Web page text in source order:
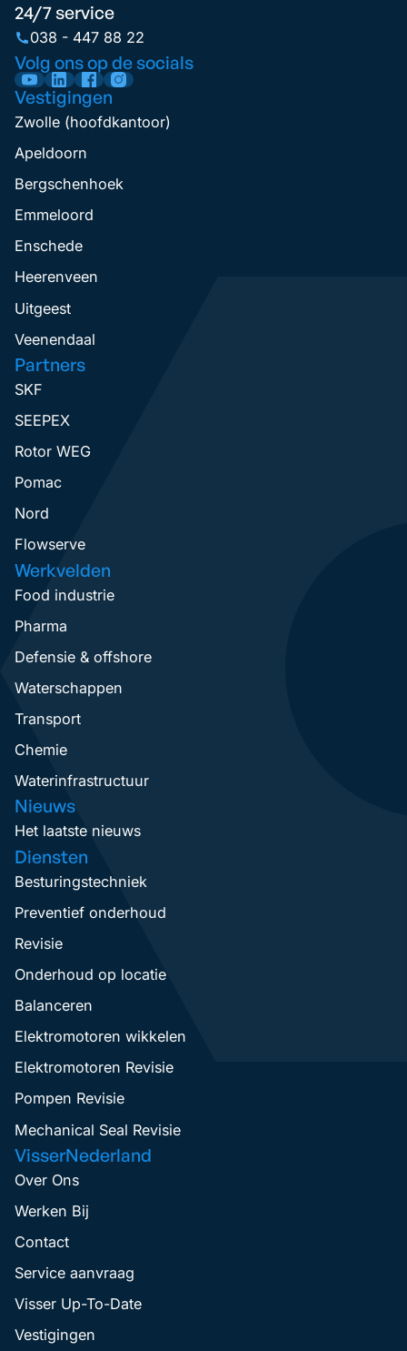
24/7 service
038 - 447 88 22
Volg ons op de socials
Vestigingen
Zwolle (hoofdkantoor)
Apeldoorn
Bergschenhoek
Emmeloord
Enschede
Heerenveen
Uitgeest
Veenendaal
Partners
SKF
SEEPEX
Rotor WEG
Pomac
Nord
Flowserve
Werkvelden
Food industrie
Pharma
Defensie & offshore
Waterschappen
Transport
Chemie
Waterinfrastructuur
Nieuws
Het laatste nieuws
Diensten
Besturingstechniek
Preventief onderhoud
Revisie
Onderhoud op locatie
Balanceren
Elektromotoren wikkelen
Elektromotoren Revisie
Pompen Revisie
Mechanical Seal Revisie
VisserNederland
Over Ons
Werken Bij
Contact
Service aanvraag
Visser Up-To-Date
Vestigingen